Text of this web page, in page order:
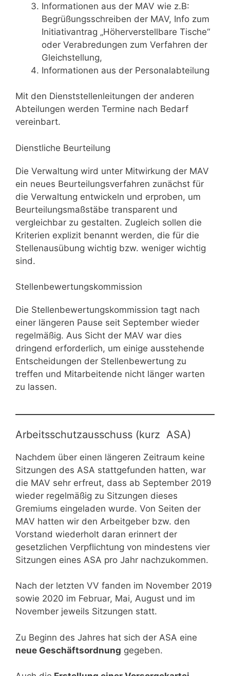
Informationen aus der MAV wie z.B:
Begrüßungsschreiben der MAV, Info zum
Initiativantrag „Höherverstellbare Tische“
oder Verabredungen zum Verfahren der
Gleichstellung,
Informationen aus der Personalabteilung
Mit den Dienststellenleitungen der anderen
Abteilungen werden Termine nach Bedarf
vereinbart.
Dienstliche Beurteilung
Die Verwaltung wird unter Mitwirkung der MAV
ein neues Beurteilungsverfahren zunächst für
die Verwaltung entwickeln und erproben, um
Beurteilungsmaßstäbe transparent und
vergleichbar zu gestalten. Zugleich sollen die
Kriterien explizit benannt werden, die für die
Stellenausübung wichtig bzw. weniger wichtig
sind.
Stellenbewertungskommission
Die Stellenbewertungskommission tagt nach
einer längeren Pause seit September wieder
regelmäßig. Aus Sicht der MAV war dies
dringend erforderlich, um einige ausstehende
Entscheidungen der Stellenbewertung zu
treffen und Mitarbeitende nicht länger warten
zu lassen.
Arbeitsschutzausschuss (kurz ASA)
Nachdem über einen längeren Zeitraum keine
Sitzungen des ASA stattgefunden hatten, war
die MAV sehr erfreut, dass ab September 2019
wieder regelmäßig zu Sitzungen dieses
Gremiums eingeladen wurde. Von Seiten der
MAV hatten wir den Arbeitgeber bzw. den
Vorstand wiederholt daran erinnert der
gesetzlichen Verpflichtung von mindestens vier
Sitzungen eines ASA pro Jahr nachzukommen.
Nach der letzten VV fanden im November 2019
sowie 2020 im Februar, Mai, August und im
November jeweils Sitzungen statt.
Zu Beginn des Jahres hat sich der ASA eine
neue Geschäftsordnung gegeben.